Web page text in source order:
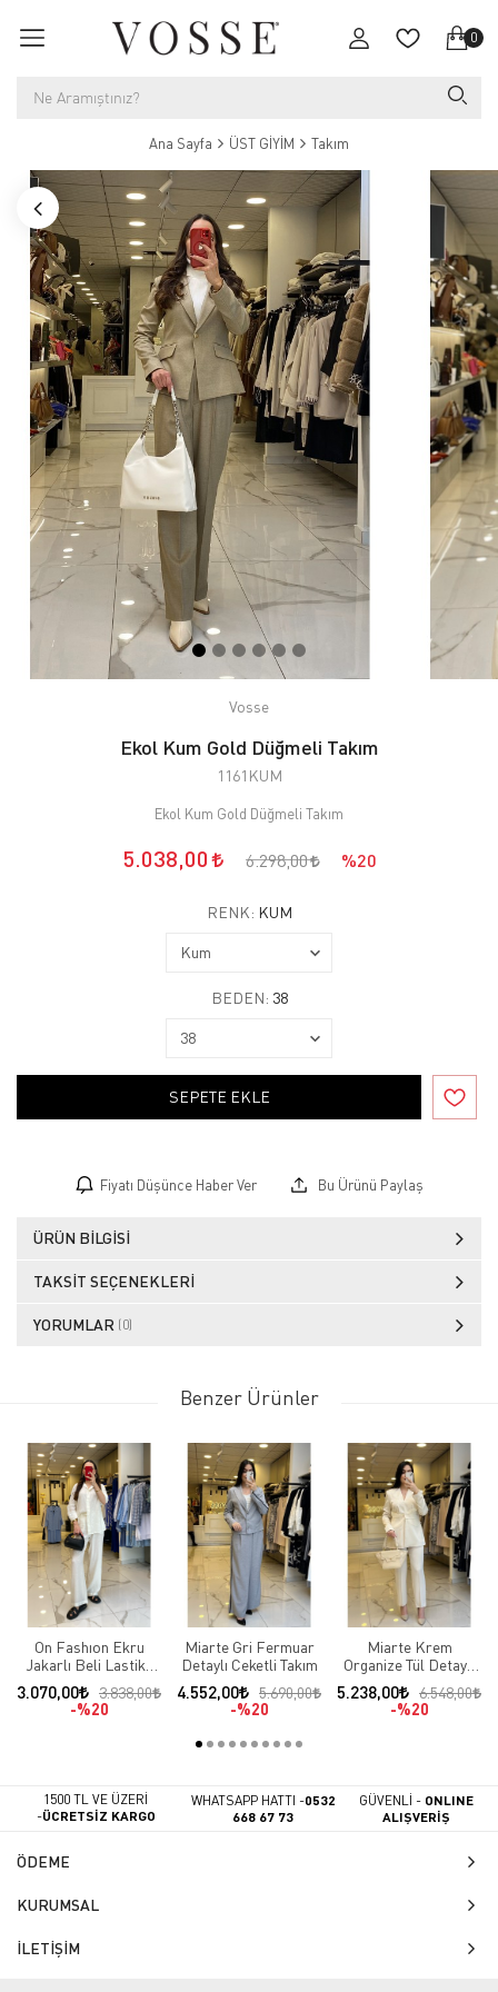
0
Ana Sayfa ÜST GİYİM Takım
Vosse
Ekol Kum Gold Düğmeli Takım
1161KUM
Ekol Kum Gold Düğmeli Takım
5.038,00 6.298,00 %20
RENK: KUM
BEDEN: 38
SEPETE EKLE
Fiyatı Düşünce Haber Ver Bu Ürünü Paylaş
ÜRÜN BILGISI
TAKSIT SEÇENEKLERI
YORUMLAR (0)
Benzer Ürünler
On Fashıon Ekru
Jakarlı Beli Lastikli
Takım
3.070,00
3.838,00
%20
Miarte Gri Fermuar
Detaylı Ceketli Takım
4.552,00
5.690,00
%20
Miarte Krem
Organize Tül Detaylı
Saten Takım
5.238,00
6.548,00
%20
1500 TL VE ÜZERİ
-ÜCRETSİZ KARGO
WHATSAPP HATTI -0532
668 67 73
GÜVENLİ - ONLINE
ALIŞVERİŞ
ÖDEME
KURUMSAL
İLETİŞİM